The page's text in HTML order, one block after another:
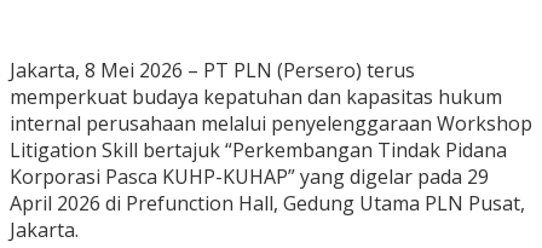
Jakarta, 8 Mei 2026 – PT PLN (Persero) terus
memperkuat budaya kepatuhan dan kapasitas hukum
internal perusahaan melalui penyelenggaraan Workshop
Litigation Skill bertajuk “Perkembangan Tindak Pidana
Korporasi Pasca KUHP-KUHAP” yang digelar pada 29
April 2026 di Prefunction Hall, Gedung Utama PLN Pusat,
Jakarta.